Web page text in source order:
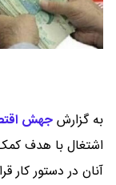
به گزارشجهش
اشتغال با هدف
آنان در دستور کار